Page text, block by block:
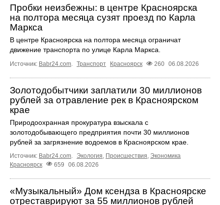
Пробки неизбежны: в центре Красноярска
на полтора месяца сузят проезд по Карла
Маркса
В центре Красноярска на полтора месяца ограничат
движение транспорта по улице Карла Маркса.
Источник: Babr24.com. Транспорт Красноярск 260 06.08.2026
Золотодобытчики заплатили 30 миллионов
рублей за отравление рек в Красноярском
крае
Природоохранная прокуратура взыскала с
золотодобывающего предприятия почти 30 миллионов
рублей за загрязнение водоемов в Красноярском крае.
Источник: Babr24.com. Экология, Происшествия, Экономика
Красноярск
659 06.08.2026
«Музыкальный» Дом ксендза в Красноярске
отреставрируют за 55 миллионов рублей